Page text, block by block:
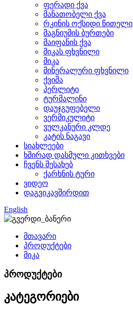
ფერადი ქვა
მანათობელი ქვა
რკინის ოქსიდი წითელი
მაგნიუმის ბურთები
მაიფანის ქვა
მიკას ფხვნილი
მიკა
მინერალური ფხვნილი
ქვიშა
პერლიტი
ტურმალინი
დაუჯგუფებელი
ვერმიკულიტი
ვულკანური კლდე
კატის ნაგავი
სიახლეები
ხშირად დასმული კითხვები
ჩვენს შესახებ
ქარხნის ტური
ვიდეო
დაგვიკავშირდით
English
მთავარი
პროდუქტები
მიკა
პროდუქტები
კატეგორიები